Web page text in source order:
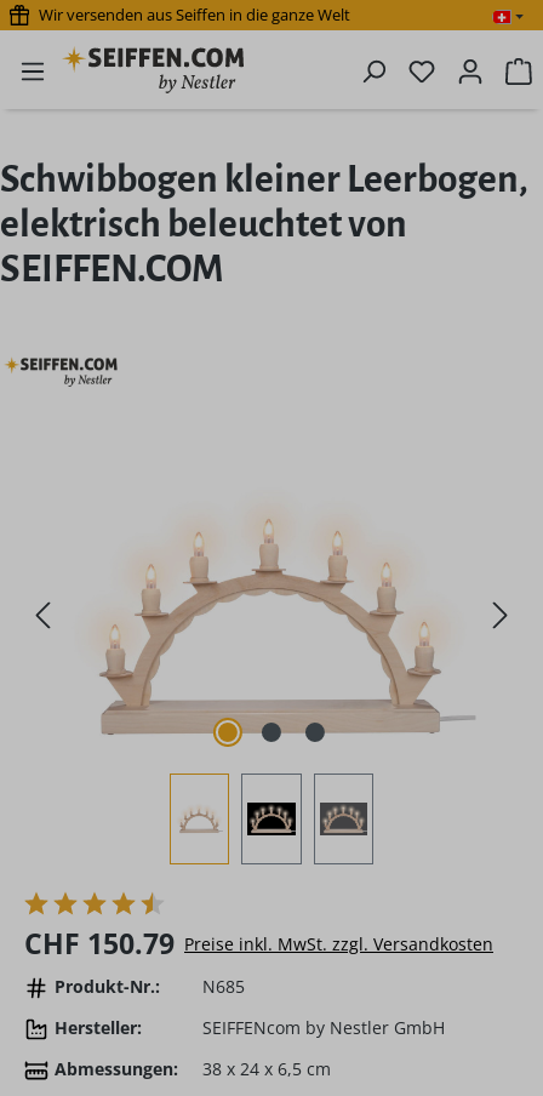
Zum Hauptinhalt springen
Wir versenden aus Seiffen in die ganze Welt
Du hast 0
Schwibbogen kleiner Leerbogen,
elektrisch beleuchtet von
SEIFFEN.COM
Regulärer Preis:
CHF 150.79 Preise inkl. MwSt. zzgl. Versandkosten
Produkt-Nr.:
N685
Hersteller:
SEIFFENcom by Nestler GmbH
Abmessungen:
38 x 24 x 6,5 cm